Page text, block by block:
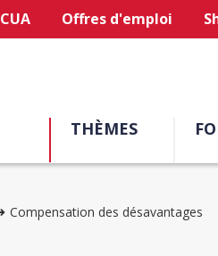
CUA Offres d'emploi
THÈMES
Compensation des désavantages